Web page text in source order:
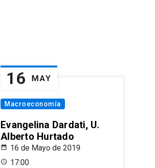
16 MAY
Macroeconomía
Evangelina Dardati, U.
Alberto Hurtado
16 de Mayo de 2019
17:00